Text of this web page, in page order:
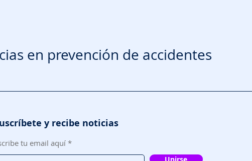
en prevención de accidentes
y recibe noticias
tu email aquí